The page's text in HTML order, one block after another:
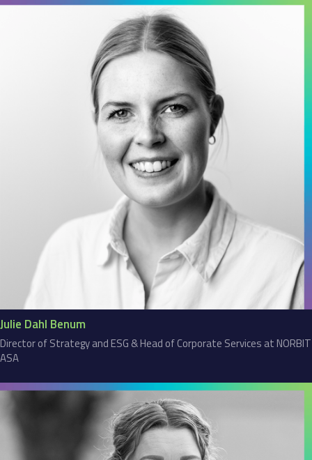
Julie Dahl Benum
Director of Strategy and ESG & Head of Corporate Services at NORBIT
ASA